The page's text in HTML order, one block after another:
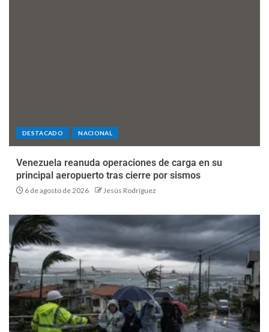
DESTACADO NACIONAL
Venezuela reanuda operaciones de carga en su
principal aeropuerto tras cierre por sismos
6 de agosto de 2026 Jesús Rodríguez